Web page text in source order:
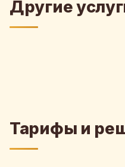
Другие
Тарифы и